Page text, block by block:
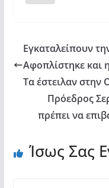
Εγκαταλείπουν
Αφοπλίστηκε και
Τα έστειλαν στην
Πρόεδρος
πρέπει να
Ίσως Σας